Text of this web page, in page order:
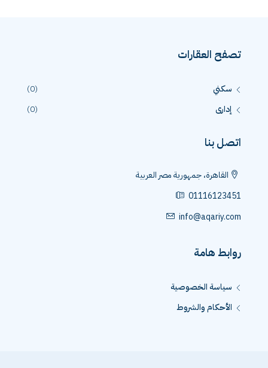
تصفح العقارات
سكني
(0)
إدارى
(0)
اتصل بنا
القاهرة، جمهورية مصر العربية
01116123451
info@aqariy.com
روابط هامة
سياسة الخصوصية
الأحكام والشروط